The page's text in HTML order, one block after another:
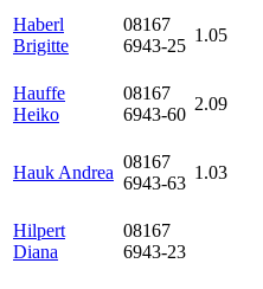
Haberl
Brigitte
08167
6943-25
1.05
Hauffe
Heiko
08167
6943-60
2.09
Hauk Andrea
08167
6943-63
1.03
Hilpert
Diana
08167
6943-23